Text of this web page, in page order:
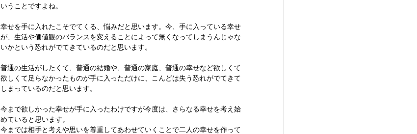
いうことですよね。
幸せを手に入れたこそでてくる、悩みだと思います。今、手に入っている幸せ
が、生活や価値観のバランスを変えることによって無くなってしまうんじゃな
いかという恐れがでてきているのだと思います。
普通の生活がしたくて、普通の結婚や、普通の家庭、普通の幸せなど欲しくて
欲しくて足らなかったものが手に入っただけに、こんどは失う恐れがでてきて
しまっているのだと思います。
今まで欲しかった幸せが手に入ったわけですが今度は、さらなる幸せを考え始
めていると思います。
今までは相手と考えや思いを尊重してあわせていくことで二人の幸せを作って